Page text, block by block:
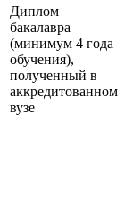
Диплом
бакалавра
(минимум 4 года
обучения),
полученный в
аккредитованном
вузе